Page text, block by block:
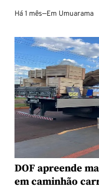
Há 1 mês—Em Umuarama
DOF apreende
em caminhão